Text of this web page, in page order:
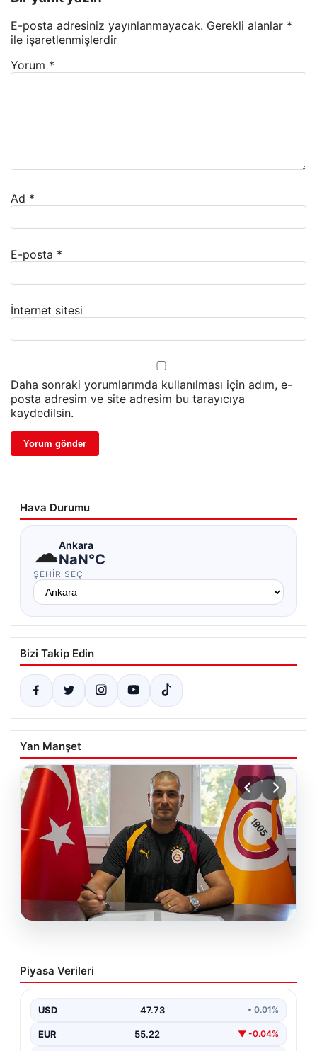
E-posta adresiniz yayınlanmayacak. Gerekli alanlar *
ile işaretlenmişlerdir
Yorum *
Ad *
E-posta *
İnternet sitesi
Daha sonraki yorumlarımda kullanılması için adım, e-
posta adresim ve site adresim bu tarayıcıya
kaydedilsin.
Hava Durumu
☁Ankara
NaN°C
ŞEHIR SEÇ
Bizi Takip Edin
Yan Manşet
Eren Derdiyok Galatasaray’a geri
döndü! İmzayı attı
Piyasa Verileri
USD 47.73 • 0.01%
EUR 55.22 ▼ -0.04%